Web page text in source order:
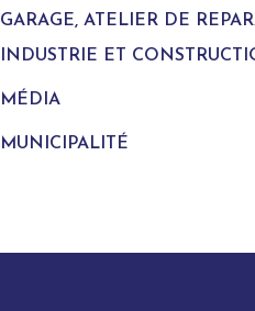
GARAGE, ATELIER DE
INDUSTRIE ET
MÉDIA
MUNICIPALITÉ